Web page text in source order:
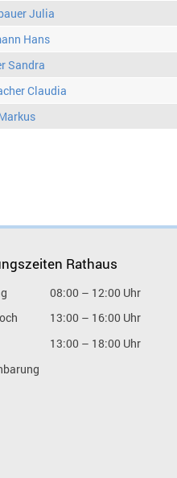
Julia
Hans
Sandra
Claudia
Rathaus
08:00 – 12:00 Uhr
13:00 – 16:00 Uhr
13:00 – 18:00 Uhr